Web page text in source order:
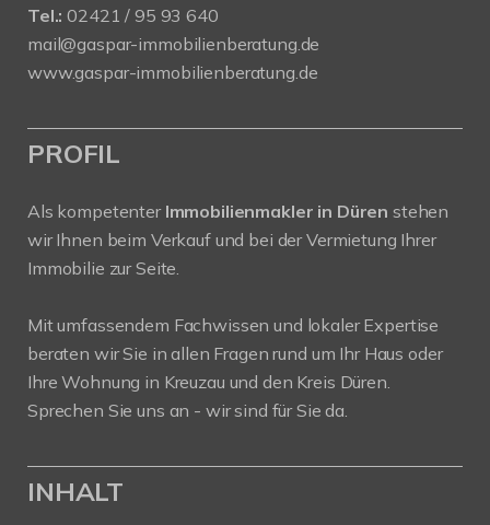
Tel.: 02421 / 95 93 640
mail@gaspar-immobilienberatung.de
www.gaspar-immobilienberatung.de
PROFIL
Als kompetenter Immobilienmakler in Düren stehen
wir Ihnen beim Verkauf und bei der Vermietung Ihrer
Immobilie zur Seite.
Mit umfassendem Fachwissen und lokaler Expertise
beraten wir Sie in allen Fragen rund um Ihr Haus oder
Ihre Wohnung in Kreuzau und den Kreis Düren.
Sprechen Sie uns an - wir sind für Sie da.
INHALT